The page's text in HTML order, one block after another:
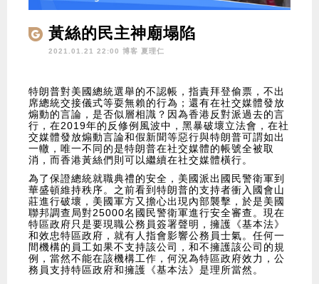
黃絲的民主神廟塌陷
2021.01.21 22:00 博客 夏理仁
特朗普對美國總統選舉的不認帳，指責拜登偷票，不出
席總統交接儀式等耍無賴的行為；還有在社交媒體發放
煽動的言論，是否似層相識？因為香港反對派過去的言
行，在2019年的反修例風波中，黑暴破壞立法會，在社
交媒體發放煽動言論和假新聞等惡行與特朗普可謂如出
一轍，唯一不同的是特朗普在社交媒體的帳號全被取
消，而香港黃絲們則可以繼續在社交媒體橫行。
為了保證總統就職典禮的安全，美國派出國民警衛軍到
華盛頓維持秩序。之前看到特朗普的支持者衝入國會山
莊進行破壞，美國軍方又擔心出現內部襲擊，於是美國
聯邦調查局對25000名國民警衛軍進行安全審查。現在
特區政府只是要現職公務員簽署聲明，擁護《基本法》
和效忠特區政府，就有人指會影響公務員士氣。任何一
間機構的員工如果不支持該公司，和不擁護該公司的規
例，當然不能在該機構工作，何況為特區政府效力，公
務員支持特區政府和擁護《基本法》是理所當然。